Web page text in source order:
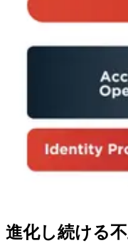
進化し続ける